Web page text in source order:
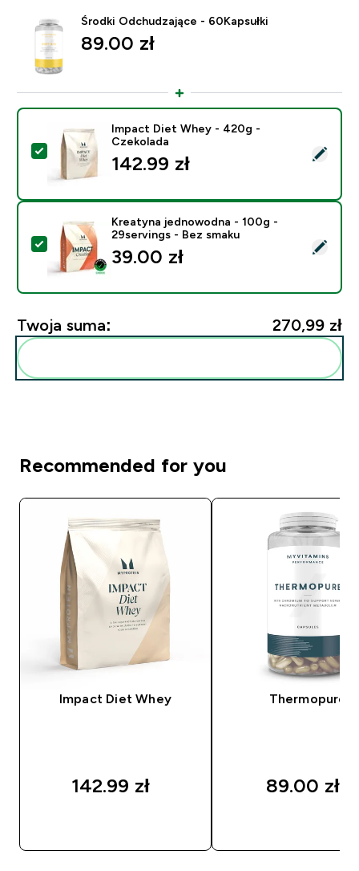
Środki Odchudzające - 60Kapsułki
89.00 zł‎
Wybierz ten produkt - Impact Diet Whey - 420g -
Impact Diet Whey - 420g -
Czekolada
142.99 zł‎
Wybierz ten produkt - Kreatyna jednowodna - 100g -
Kreatyna jednowodna - 100g -
29servings - Bez smaku
39.00 zł‎
Twoja suma: 270,99 zł‎
Recommended for you
Impact Diet Whey
142.99 zł‎
Thermopure
89.00 zł‎